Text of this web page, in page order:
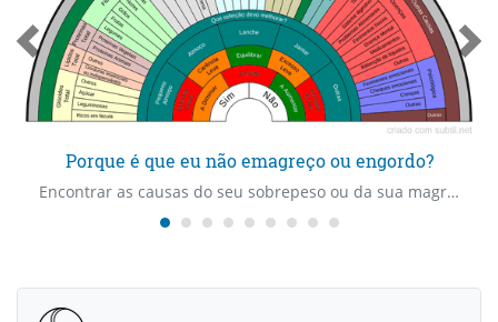
Porque é que eu não emagreço ou engordo?
Encontrar as causas do seu sobrepeso ou da sua magreza, as carências e os excessos.